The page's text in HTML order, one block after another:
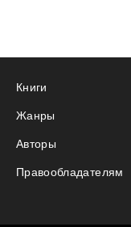
Книги
Жанры
Авторы
Правообладателям